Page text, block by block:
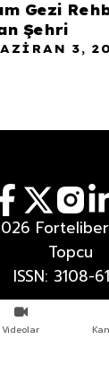
Gezi
Şehri
3,
Topcu
ISSN: 3108-
Videolar